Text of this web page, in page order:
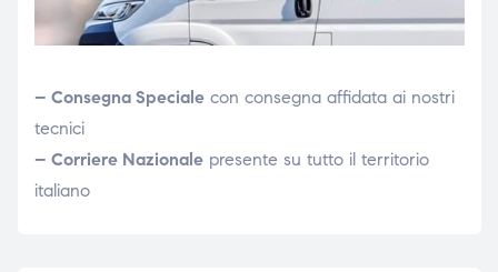
– Consegna Specialecon consegna affidata ai nostri
tecnici
– Corriere Nazionalepresente su tutto il territorio
italiano